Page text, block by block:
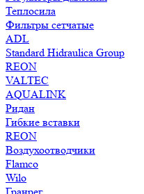
Теплосила
Фильтры сетчатые
ADL
Standard Hidraulica Group
REON
VALTEC
AQUALINK
Ридан
Гибкие вставки
REON
Воздухоотводчики
Flamco
Wilo